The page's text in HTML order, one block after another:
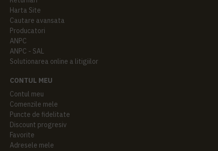
Harta Site
Cautare avansata
Producatori
ANPC
ANPC - SAL
Solutionarea online a litigiilor
CONTUL MEU
Contul meu
Comenzile mele
Puncte de fidelitate
Discount progresiv
Favorite
Adresele mele